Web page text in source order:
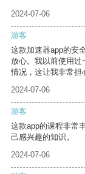
2024-07-06
游客
这款加速器app的安
放心。我以前使用过
情况，这让我非常担
2024-07-06
游客
这款app的课程非常
己感兴趣的知识。
2024-07-06